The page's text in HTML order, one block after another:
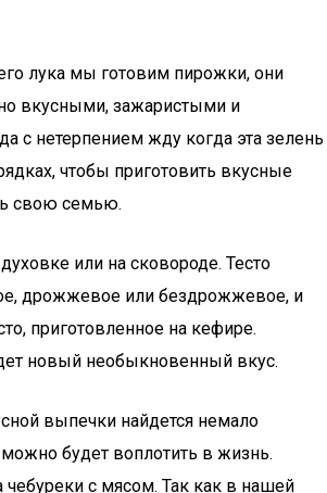
лука мы готовим пирожки, они
вкусными, зажаристыми и
с нетерпением жду когда эта зелень
чтобы приготовить вкусные
свою семью.
или на сковороде. Тесто
дрожжевое или бездрожжевое, и
приготовленное на кефире.
новый необыкновенный вкус.
выпечки найдется немало
будет воплотить в жизнь.
чебуреки с мясом. Так как в нашей